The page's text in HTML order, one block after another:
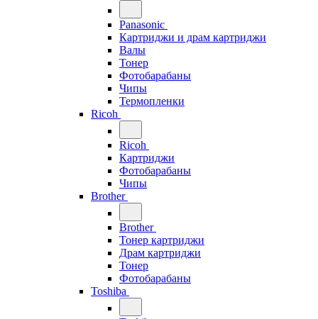
Panasonic
Картриджи и драм картриджи
Валы
Тонер
Фотобарабаны
Чипы
Термопленки
Ricoh
Ricoh
Картриджи
Фотобарабаны
Чипы
Brother
Brother
Тонер картриджи
Драм картриджи
Тонер
Фотобарабаны
Toshiba